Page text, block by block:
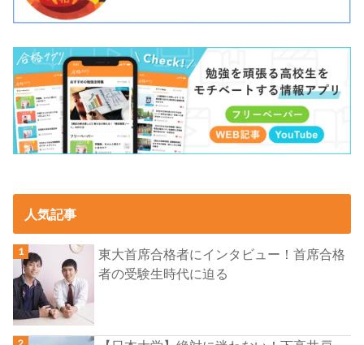
人気記事
東大首席合格者にインタビュー！首席合格
者の受験生時代に迫る